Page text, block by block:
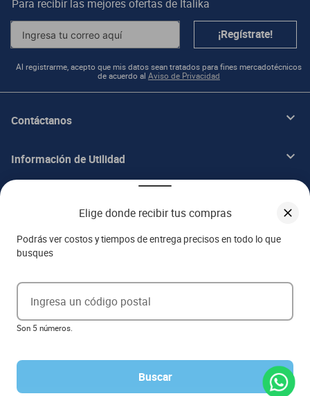
Elige donde recibir tus compras
Podrás ver costos y tiempos de entrega precisos en todo lo que
busques
Ingresa un código postal
Son 5 números.
Buscar
Para recibir las mejores ofertas de Italika
¡Regístrate!
Al registrarme, acepto que mis datos sean tratados para fines mercadotécnicos
de acuerdo al Aviso de Privacidad
Contáctanos
Información de Utilidad
Acerca de ITALIKA
Aviso de privacidad
Ejerce tus derechos ARCO
Términos y condiciones
Las promociones dewww.italika.mxpueden diferir de las promociones publicadas en tienda. El
formato de los precios puede verse afectado por las configuraciones y diferencia de navegadores
Derechos reservados 2023 Grupo Italika